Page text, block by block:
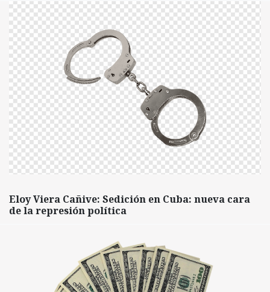
Eloy Viera Cañive: Sedición en Cuba: nueva cara
de la represión política